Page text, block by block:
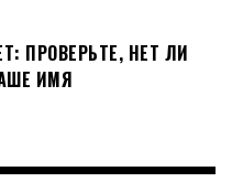
ПРОВЕРЬТЕ, НЕТ ЛИ
ИМЯ